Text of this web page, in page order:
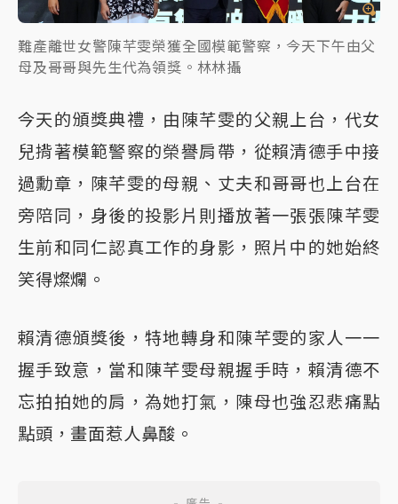
難產離世女警陳芊雯榮獲全國模範警察，今天下午由父
母及哥哥與先生代為領獎。林林攝
今天的頒獎典禮，由陳芊雯的父親上台，代女
兒揹著模範警察的榮譽肩帶，從賴清德手中接
過勳章，陳芊雯的母親、丈夫和哥哥也上台在
旁陪同，身後的投影片則播放著一張張陳芊雯
生前和同仁認真工作的身影，照片中的她始終
笑得燦爛。
賴清德頒獎後，特地轉身和陳芊雯的家人一一
握手致意，當和陳芊雯母親握手時，賴清德不
忘拍拍她的肩，為她打氣，陳母也強忍悲痛點
點頭，畫面惹人鼻酸。